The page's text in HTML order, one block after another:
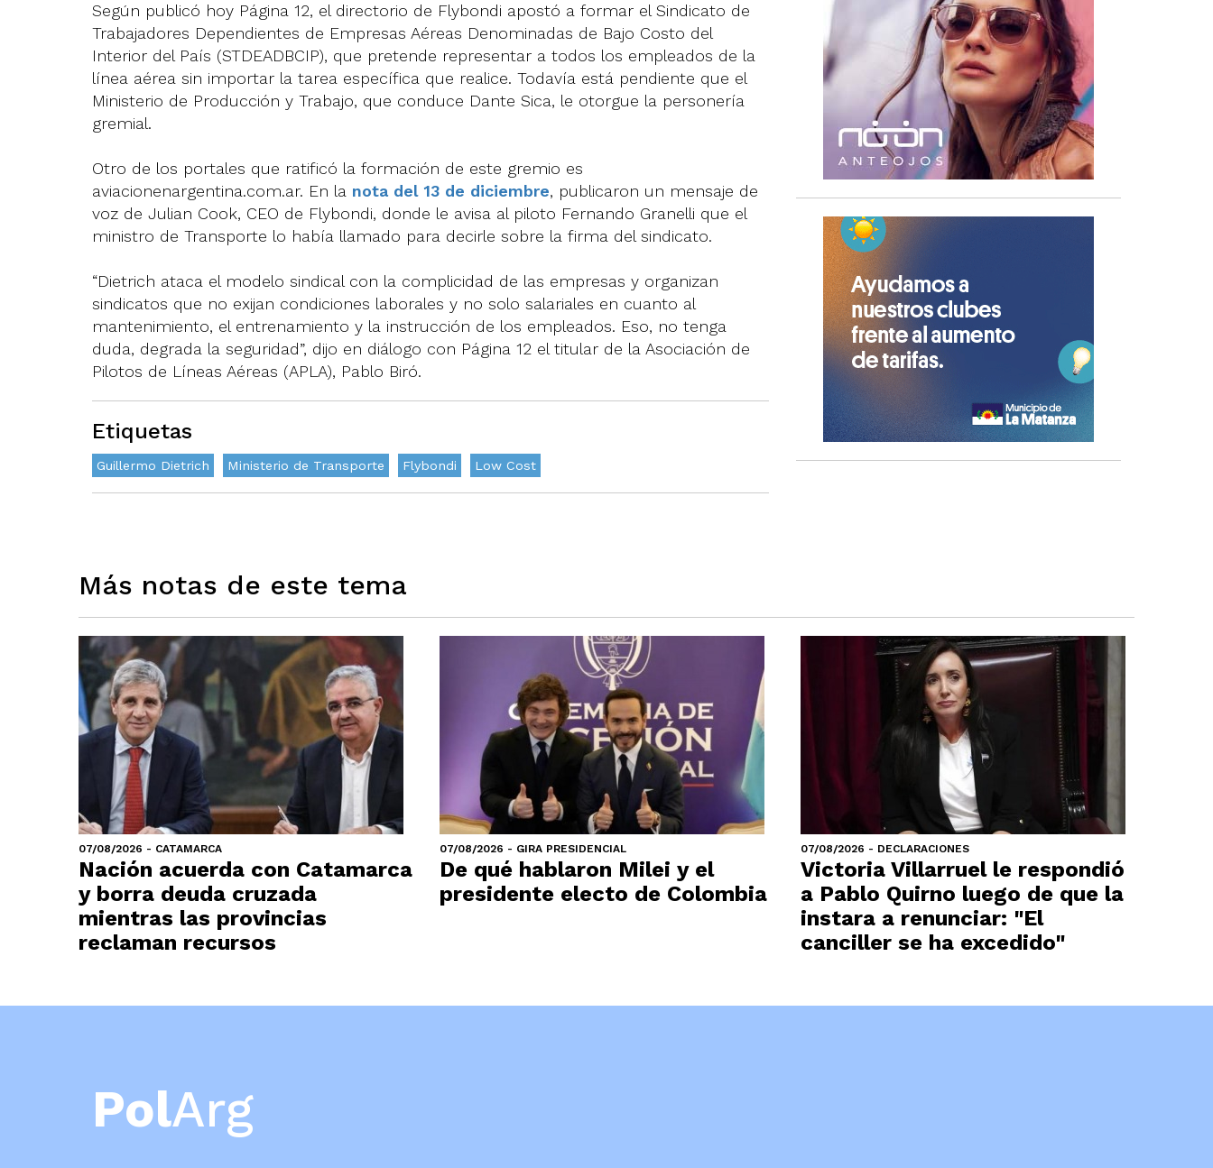
Según publicó hoy Página 12, el directorio de Flybondi apostó a formar el Sindicato de
Trabajadores Dependientes de Empresas Aéreas Denominadas de Bajo Costo del
Interior del País (STDEADBCIP), que pretende representar a todos los empleados de la
línea aérea sin importar la tarea específica que realice. Todavía está pendiente que el
Ministerio de Producción y Trabajo, que conduce Dante Sica, le otorgue la personería
gremial.
Otro de los portales que ratificó la formación de este gremio es
aviacionenargentina.com.ar. En la nota del 13 de diciembre, publicaron un mensaje de
voz de Julian Cook, CEO de Flybondi, donde le avisa al piloto Fernando Granelli que el
ministro de Transporte lo había llamado para decirle sobre la firma del sindicato.
“Dietrich ataca el modelo sindical con la complicidad de las empresas y organizan
sindicatos que no exijan condiciones laborales y no solo salariales en cuanto al
mantenimiento, el entrenamiento y la instrucción de los empleados. Eso, no tenga
duda, degrada la seguridad”, dijo en diálogo con Página 12 el titular de la Asociación de
Pilotos de Líneas Aéreas (APLA), Pablo Biró.
Etiquetas
Guillermo Dietrich Ministerio de Transporte Flybondi Low Cost
Más notas de este tema
07/08/2026 - CATAMARCA
Nación acuerda con Catamarca
y borra deuda cruzada
mientras las provincias
reclaman recursos
07/08/2026 - GIRA PRESIDENCIAL
De qué hablaron Milei y el
presidente electo de Colombia
07/08/2026 - DECLARACIONES
Victoria Villarruel le respondió
a Pablo Quirno luego de que la
instara a renunciar: "El
canciller se ha excedido"
PolArg